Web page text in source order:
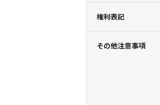
権利表記
その他注意事項